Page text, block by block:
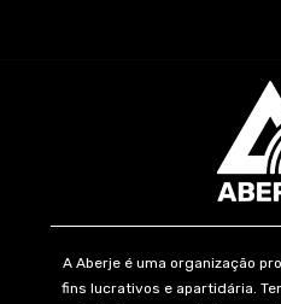
A Aberje é uma organização
fins lucrativos e apartidária.